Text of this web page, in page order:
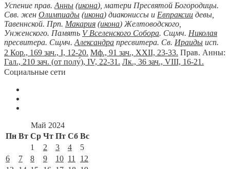
Успение прав. Анны (икона), матери Пресвятой Богородицы.
Свв. жен Олимпиады (икона) диакониссы и Евпраксии девы,
Тавеннской. Прп. Макария (икона) Желтоводского,
Унженского. Память V Вселенского Собора. Сщмч. Николая
пресвитера. Сщмч. Александра пресвитера. Св. Ираиды исп.
2 Кор., 169 зач., I, 12-20. Мф., 91 зач., XXII, 23-33. Прав. Анны:
Гал., 210 зач. (от полу́), IV, 22-31. Лк., 36 зач., VIII, 16-21.
Социальные сети
Май 2024
Пн Вт Ср Чт Пт Сб Вс
1
2 3 4
5
6
7 8 9 10 11
12